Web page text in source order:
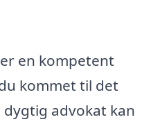
en kompetent
kommet til det
advokat kan